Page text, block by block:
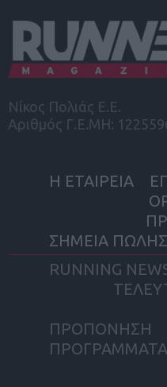
Νίκος Πολιάς Ε.Ε.
Αριθμός Γ.Ε.ΜΗ:
Η ΕΤΑΙΡΕΙΑ
ΣΗΜΕΙΑ
RUNNING
ΠΡΟΠΟΝΗΣΗ
ΠΡΟΓΡΑΜΜΑΤΑ